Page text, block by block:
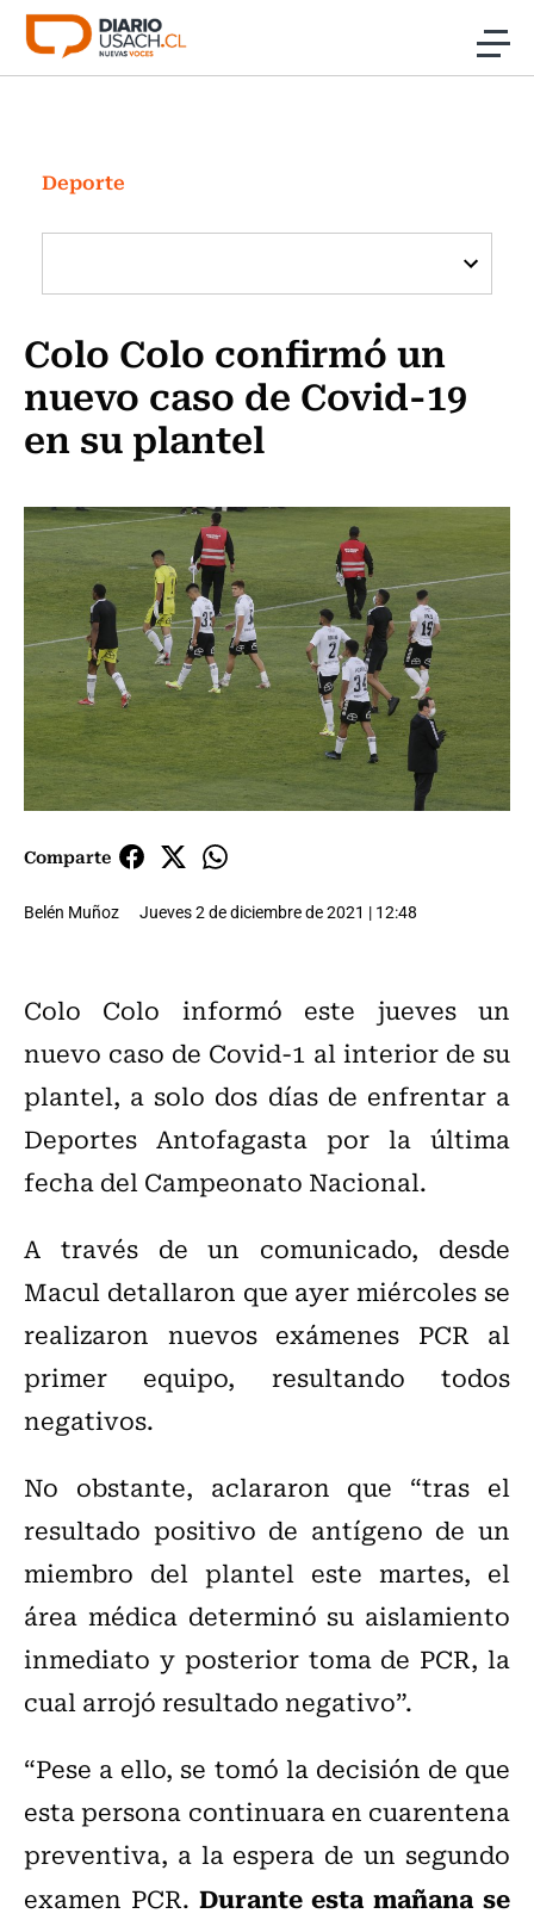
Click acá para ir directamente al contenido
Investigación
Cultura
Programas Radio y TV Usach
Deporte
Colo Colo confirmó un
nuevo caso de Covid-19
en su plantel
Comparte
Belén Muñoz Jueves 2 de diciembre de 2021 | 12:48
Colo Colo informó este jueves un
nuevo caso de Covid-1 al interior de su
plantel, a solo dos días de enfrentar a
Deportes Antofagasta por la última
fecha del Campeonato Nacional.
A través de un comunicado, desde
Macul detallaron que ayer miércoles se
realizaron nuevos exámenes PCR al
primer equipo, resultando todos
negativos.
No obstante, aclararon que “tras el
resultado positivo de antígeno de un
miembro del plantel este martes, el
área médica determinó su aislamiento
inmediato y posterior toma de PCR, la
cual arrojó resultado negativo”.
“Pese a ello, se tomó la decisión de que
esta persona continuara en cuarentena
preventiva, a la espera de un segundo
examen PCR. Durante esta mañana se